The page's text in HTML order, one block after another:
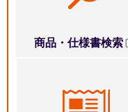
商品・仕様書検索